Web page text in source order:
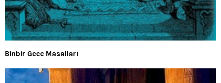
Binbir Gece Masalları